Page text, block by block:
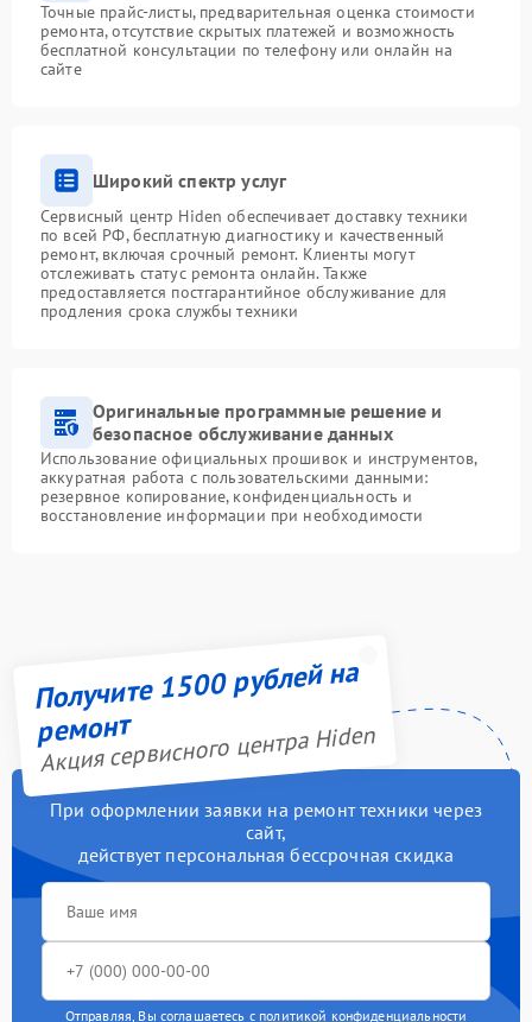
Точные прайс-листы, предварительная оценка стоимости
ремонта, отсутствие скрытых платежей и возможность
бесплатной консультации по телефону или онлайн на
сайте
Широкий спектр услуг
Сервисный центр Hiden обеспечивает доставку техники
по всей РФ, бесплатную диагностику и качественный
ремонт, включая срочный ремонт. Клиенты могут
отслеживать статус ремонта онлайн. Также
предоставляется постгарантийное обслуживание для
продления срока службы техники
Оригинальные программные решение и
безопасное обслуживание данных
Использование официальных прошивок и инструментов,
аккуратная работа с пользовательскими данными:
резервное копирование, конфиденциальность и
восстановление информации при необходимости
Получите 1500 рублей на
ремонт
Акция сервисного центра Hiden
При оформлении заявки на ремонт техники через
сайт,
действует персональная бессрочная скидка
Отправляя, Вы соглашаетесь с политикой конфиденциальности